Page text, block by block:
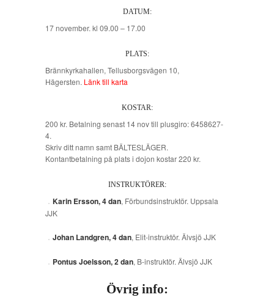
DATUM:
17 november. kl 09.00 – 17.00
PLATS:
Brännkyrkahallen, Tellusborgsvägen 10,
Hägersten. Länk till karta
KOSTAR:
200 kr. Betalning senast 14 nov till plusgiro: 6458627-
4.
Skriv ditt namn samt BÄLTESLÄGER.
Kontantbetalning på plats i dojon kostar 220 kr.
INSTRUKTÖRER:
Karin Ersson, 4 dan, Förbundsinstruktör. Uppsala
JJK
Johan Landgren, 4 dan, Elit-instruktör. Älvsjö JJK
Pontus Joelsson, 2 dan, B-instruktör. Älvsjö JJK
Övrig info: